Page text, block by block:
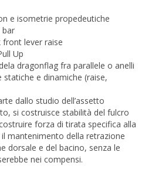
e isometrie propedeutiche
bar
front lever raise
Up
dragonflag fra parallele o anelli
e dinamiche (raise,
dallo studio dell’assetto
si costruisce stabilità del fulcro
forza di tirata specifica alla
mantenimento della retrazione
dorsale e del bacino, senza le
nei compensi.